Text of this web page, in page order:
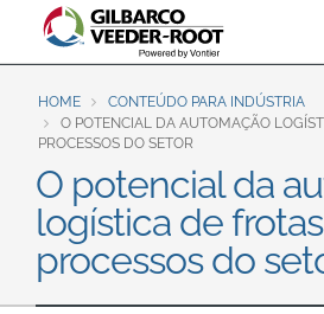
North America
United States
Canada
Español English
Brazil
Search
Search
HOME
CONTEÚDO PARA INDÚSTRIA
O POTENCIAL DA AUTOMAÇÃO
PROCESSOS DO SETOR
O potencial da
logística de
processos do